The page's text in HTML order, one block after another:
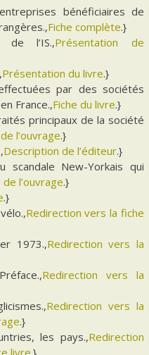
bénéficiaires de
Fiche complète.}
de l’IS.,Présentation de
Présentation du livre.}
par des sociétés
France.,Fiche du livre.}
principaux de la société
l’ouvrage.}
Description de l’éditeur.}
scandale New-Yorkais qui
l’ouvrage.}
.}
Redirection vers la fiche
1973.,Redirection vers la
Redirection vers la
Redirection vers la
.}
les pays.,Redirection